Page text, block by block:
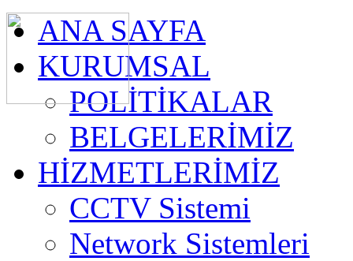
ANA SAYFA
KURUMSAL
POLİTİKALAR
BELGELERİMİZ
HİZMETLERİMİZ
CCTV Sistemi
Network Sistemleri